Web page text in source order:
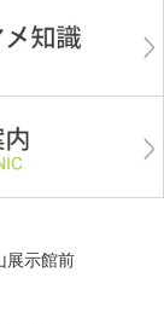
展示館前